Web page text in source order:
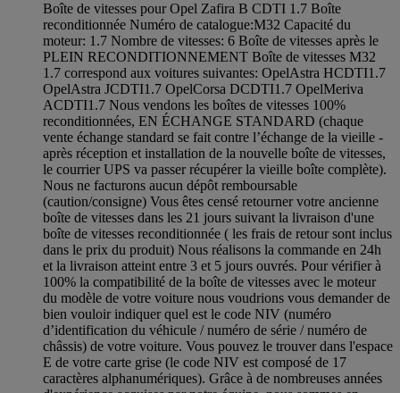
Boîte de vitesses pour Opel Zafira B CDTI 1.7 Boîte
reconditionnée Numéro de catalogue:M32 Capacité du
moteur: 1.7 Nombre de vitesses: 6 Boîte de vitesses après le
PLEIN RECONDITIONNEMENT Boîte de vitesses M32
1.7 correspond aux voitures suivantes: OpelAstra HCDTI1.7
OpelAstra JCDTI1.7 OpelCorsa DCDTI1.7 OpelMeriva
ACDTI1.7 Nous vendons les boîtes de vitesses 100%
reconditionnées, EN ÉCHANGE STANDARD (chaque
vente échange standard se fait contre l’échange de la vieille -
après réception et installation de la nouvelle boîte de vitesses,
le courrier UPS va passer récupérer la vieille boîte complète).
Nous ne facturons aucun dépôt remboursable
(caution/consigne) Vous êtes censé retourner votre ancienne
boîte de vitesses dans les 21 jours suivant la livraison d'une
boîte de vitesses reconditionnée ( les frais de retour sont inclus
dans le prix du produit) Nous réalisons la commande en 24h
et la livraison atteint entre 3 et 5 jours ouvrés. Pour vérifier à
100% la compatibilité de la boîte de vitesses avec le moteur
du modèle de votre voiture nous voudrions vous demander de
bien vouloir indiquer quel est le code NIV (numéro
d’identification du véhicule / numéro de série / numéro de
châssis) de votre voiture. Vous pouvez le trouver dans l'espace
E de votre carte grise (le code NIV est composé de 17
caractères alphanumériques). Grâce à de nombreuses années